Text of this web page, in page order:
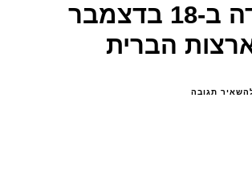
סם נולדה ב-18 בדצמבר
תגובהבנושא